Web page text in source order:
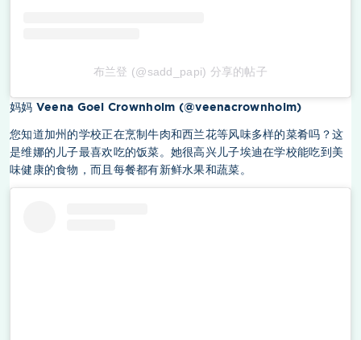
布兰登 (@sadd_papi) 分享的帖子
妈妈 Veena Goel Crownholm (@veenacrownholm)
您知道加州的学校正在烹制牛肉和西兰花等风味多样的菜肴吗？这
是维娜的儿子最喜欢吃的饭菜。她很高兴儿子埃迪在学校能吃到美
味健康的食物，而且每餐都有新鲜水果和蔬菜。